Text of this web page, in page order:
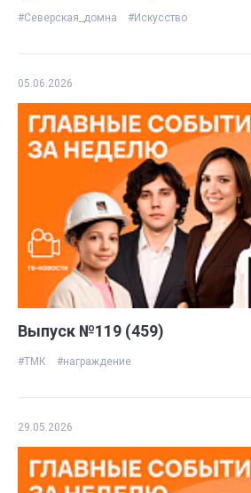
#Северская_домна #Искусство
05.06.2026
Выпуск №119 (459)
#ТМК #награждение
29.05.2026